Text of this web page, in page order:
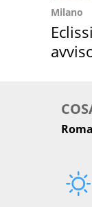
Milano